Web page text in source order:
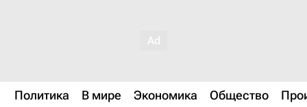
Политика В мире Экономика Общество